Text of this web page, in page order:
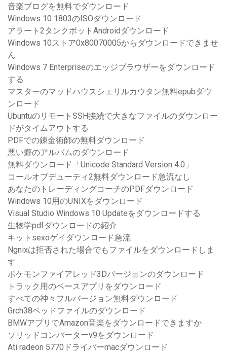
音楽ブログを無料でダウンロード
Windows 10 1803のISOダウンロード
アラート2タンクボットAndroidダウンロード
Windows 10ストア0x80070005からダウンロードできませ
ん
Windows 7 Enterpriseのエッジブラウザーをダウンロード
する
マスターのマッドハウスシェリルカウタン無料epubダウ
ンロード
UbuntuのリモートSSH接続で大きなファイルのダウンロー
ドがタイムアウトする
PDFでの錬金術師の無料ダウンロード
悪い癖のアルバムのダウンロード
無料ダウンロード「Unicode Standard Version 4.0」
コールオブデューティ2無料ダウンロード急流なし
あなたのトレーディングコーチのPDFダウンロード
Windows 10用のUNIXをダウンロード
Visual Studio Windows 10 Updateをダウンロードする
生物学pdfダウンロードの紹介
キットsexoゲイダウンロード急流
Ngnixは拒否された場合でもファイルをダウンロードしま
す
ポケモンファイアレッド3Dバージョンのダウンロード
トラック用のベースアプリをダウンロード
すべての神々フルバージョン無料ダウンロード
Grch38ベッドファイルのダウンロード
BMWアプリでAmazon音楽をダウンロードできますか
ソリッドコンバーターv9をダウンロード
Ati radeon 5770ドライバーmacダウンロード